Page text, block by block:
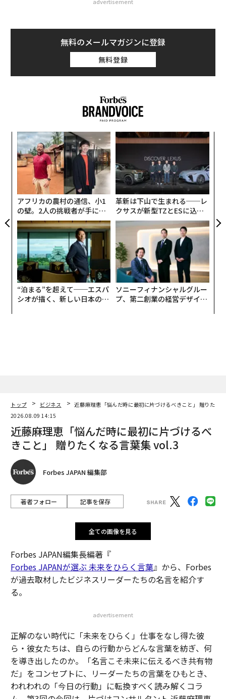
無料のメールマガジンに登録
無料登録
アフリカの農村の通信、小1
の壁。2人の挑戦者が手にし
た「次なる武器」
革新は下山で生まれる──レ
クサスが新型TZとESに込め
た「DISCOVER」の哲学
“泊まる”を超えて──エスパ
シオが描く、新しい日本のラ
ソニーフィナンシャルグルー
プ、第二創業の経営デザイン
トップ ビジネス
近藤麻理恵「悩んだ時に最初に片づけるべきこと」 贈りたく
2026.08.09 14:15
近藤麻理恵「悩んだ時に最初に片づけるべ
きこと」 贈りたくなる言葉集 vol.3
Forbes JAPAN 編集部
著者フォロー 記事を保存
全ての画像を見る
Forbes JAPAN編集長編著『
Forbes JAPANが選ぶ 未来をひらく言葉』から、Forbes
が過去取材したビジネスリーダーたちの名言を紹介す
る。
advertisement
正解のない時代に「未来をひらく」仕事をなし得た彼
ら・彼女たちは、自らの行動からどんな言葉を紡ぎ、何
を導き出したのか。「名言こそ未来に伝えるべき共有物
だ」をコンセプトに、リーダーたちの言葉をひもとき、
われわれの「今日の行動」に転換すべく読み解くコラ